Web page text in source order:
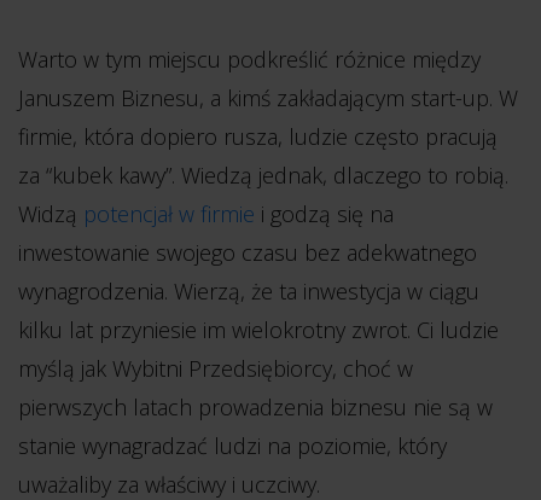
Warto w tym miejscu podkreślić różnice między
Januszem Biznesu, a kimś zakładającym start-up. W
firmie, która dopiero rusza, ludzie często pracują
za “kubek kawy”. Wiedzą jednak, dlaczego to robią.
Widzą potencjał w firmie i godzą się na
inwestowanie swojego czasu bez adekwatnego
wynagrodzenia. Wierzą, że ta inwestycja w ciągu
kilku lat przyniesie im wielokrotny zwrot. Ci ludzie
myślą jak Wybitni Przedsiębiorcy, choć w
pierwszych latach prowadzenia biznesu nie są w
stanie wynagradzać ludzi na poziomie, który
uważaliby za właściwy i uczciwy.